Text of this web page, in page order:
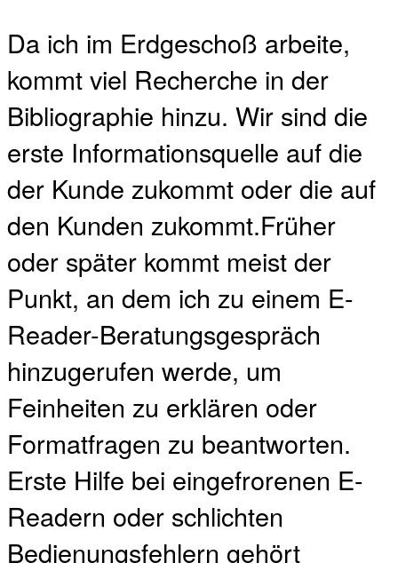
Da ich im Erdgeschoß arbeite,
kommt viel Recherche in der
Bibliographie hinzu. Wir sind die
erste Informationsquelle auf die
der Kunde zukommt oder die auf
den Kunden zukommt.Früher
oder später kommt meist der
Punkt, an dem ich zu einem E-
Reader-Beratungsgespräch
hinzugerufen werde, um
Feinheiten zu erklären oder
Formatfragen zu beantworten.
Erste Hilfe bei eingefrorenen E-
Readern oder schlichten
Bedienungsfehlern gehört